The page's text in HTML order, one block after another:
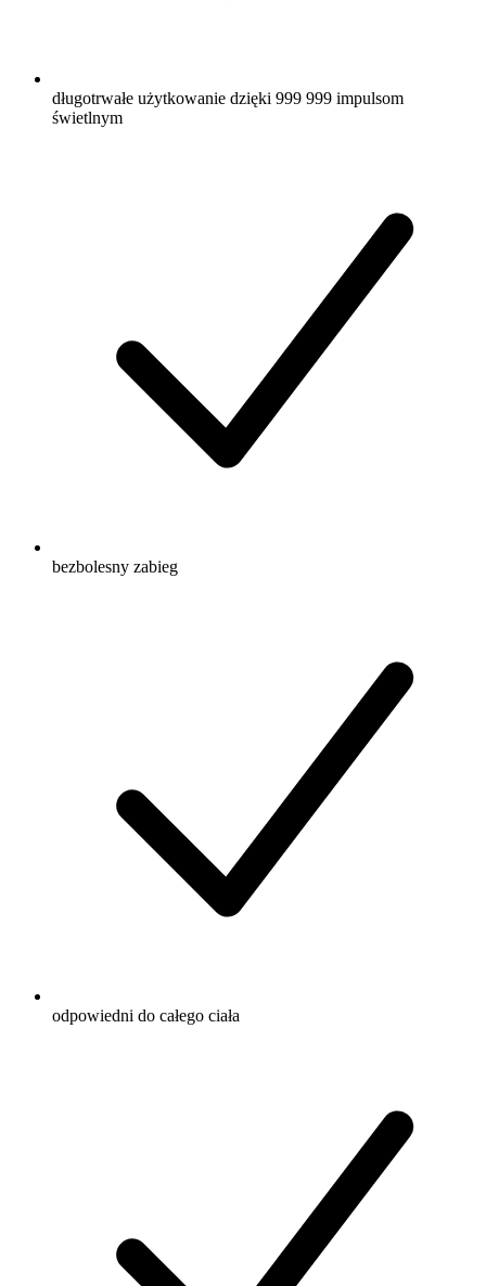
długotrwałe użytkowanie dzięki 999 999 impulsom
świetlnym
bezbolesny zabieg
odpowiedni do całego ciała